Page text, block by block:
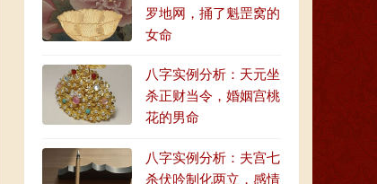
罗地网，捅了魁罡窝的
女命
八字实例分析：天元坐
杀正财当令，婚姻宫桃
花的男命
八字实例分析：夫宫七
杀伏吟制化两立，感情